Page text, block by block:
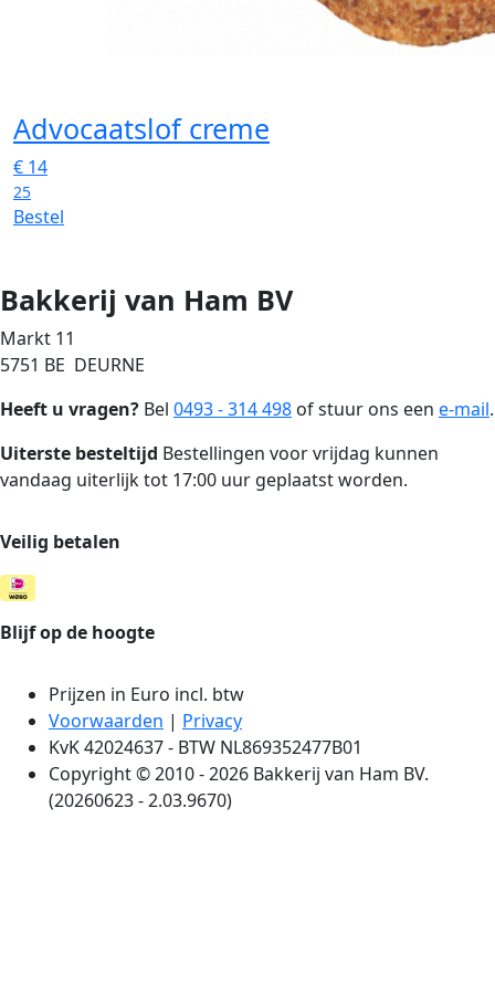
Advocaatslof creme
€ 14
25
Bestel
Bakkerij van Ham BV
Markt 11
5751 BE DEURNE
Heeft u vragen? Bel 0493 - 314 498 of stuur ons een e-mail.
Uiterste besteltijd Bestellingen voor vrijdag kunnen
vandaag uiterlijk tot 17:00 uur geplaatst worden.
Veilig betalen
Blijf op de hoogte
Prijzen in Euro incl. btw
Voorwaarden | Privacy
KvK 42024637 - BTW NL869352477B01
Copyright © 2010 - 2026 Bakkerij van Ham BV.
(20260623 - 2.03.9670)